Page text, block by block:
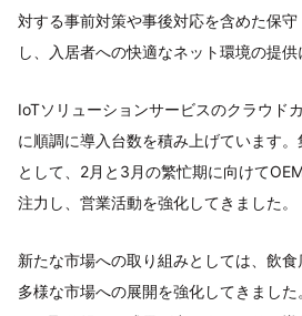
対する事前対策や事後対応を含めた保
し、入居者への快適なネット環境の提供
IoTソリューションサービスのクラウド
に順調に導入台数を積み上げています
として、2月と3月の繁忙期に向けて
注力し、営業活動を強化してきました。
新たな市場への取り組みとしては、飲
多様な市場への展開を強化してきまし